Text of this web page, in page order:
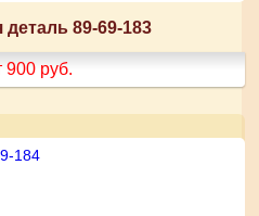
89-69-183
900 руб.